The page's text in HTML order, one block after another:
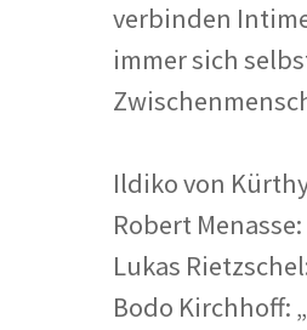
verbinden
immer sich
Ildiko von
Robert
Lukas
Bodo Kirchhoff: